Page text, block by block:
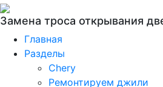
Замена троса открывания
Главная
Разделы
Chery
Ремонтируем джили